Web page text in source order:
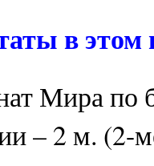
в этом
Мира по
– 2 м. (2-